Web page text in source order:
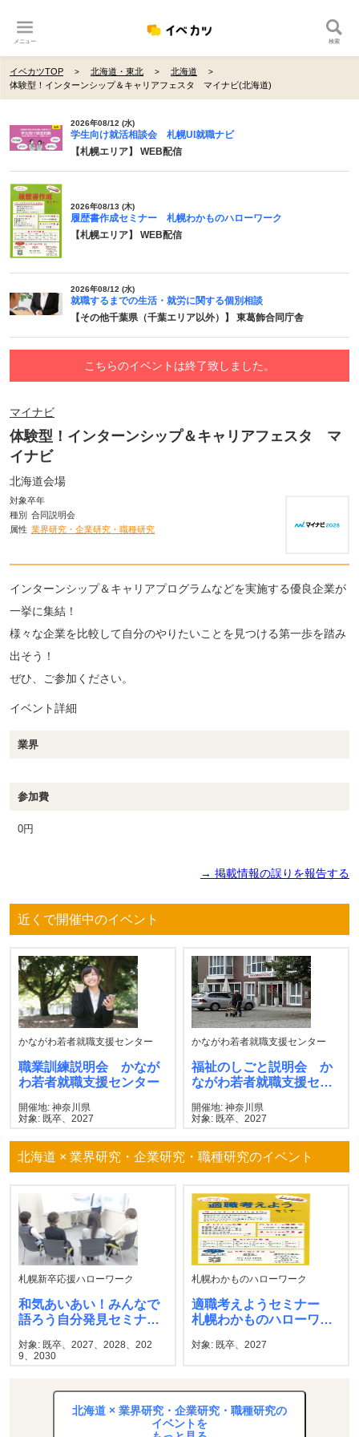
メニュー 検索
イベカツTOP 北海道・東北
北海道
体験型！インターンシップ＆キャリアフェスタ マイナビ(北海道)
2026年08/12 (水)
学生向け就活相談会 札幌UI就職ナビ
【札幌エリア】 WEB配信
2026年08/13 (木)
履歴書作成セミナー 札幌わかものハローワーク
【札幌エリア】 WEB配信
2026年08/12 (水)
就職するまでの生活・就労に関する個別相談
【その他千葉県（千葉エリア以外）】 東葛飾合同庁舎
こちらのイベントは終了致しました。
マイナビ
体験型！インターンシップ＆キャリアフェスタ マ
イナビ
北海道会場
対象卒年
種別 合同説明会
属性 業界研究・企業研究・職種研究
インターンシップ＆キャリアプログラムなどを実施する優良企業が
一挙に集結！
様々な企業を比較して自分のやりたいことを見つける第一歩を踏み
出そう！
ぜひ、ご参加ください。
イベント詳細
業界
参加費
0円
→ 掲載情報の誤りを報告する
近くで開催中のイベント
かながわ若者就職支援センター
職業訓練説明会 かなが
わ若者就職支援センター
開催地: 神奈川県
対象: 既卒、2027
かながわ若者就職支援センター
福祉のしごと説明会 か
ながわ若者就職支援セン
開催地: 神奈川県
対象: 既卒、2027
北海道 × 業界研究・企業研究・職種研究のイベント
札幌新卒応援ハローワーク
和気あいあい！みんなで
語ろう自分発見セミナ
ワーク
対象: 既卒、2027、2028、202
9、2030
札幌わかものハローワーク
適職考えようセミナー
札幌わかものハローワー
対象: 既卒、2027
北海道 × 業界研究・企業研究・職種研究の
イベントを